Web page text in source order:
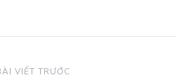
VIẾT TRƯỚC